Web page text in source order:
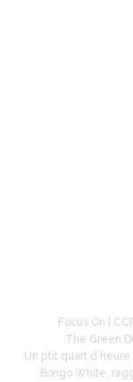
Focus On |
The Green
Un p’tit quart
Bongo White,